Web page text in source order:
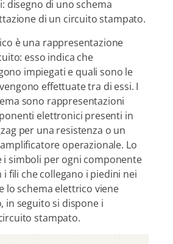
disegno di uno schema
di un circuito stampato.
è una rappresentazione
esso indica che
impiegati e quali sono le
effettuate tra di essi. I
sono rappresentazioni
elettronici presenti in
per una resistenza o un
operazionale. Lo
i simboli per ogni componente
fili che collegano i piedini nei
lo schema elettrico viene
in seguito si dispone i
stampato.